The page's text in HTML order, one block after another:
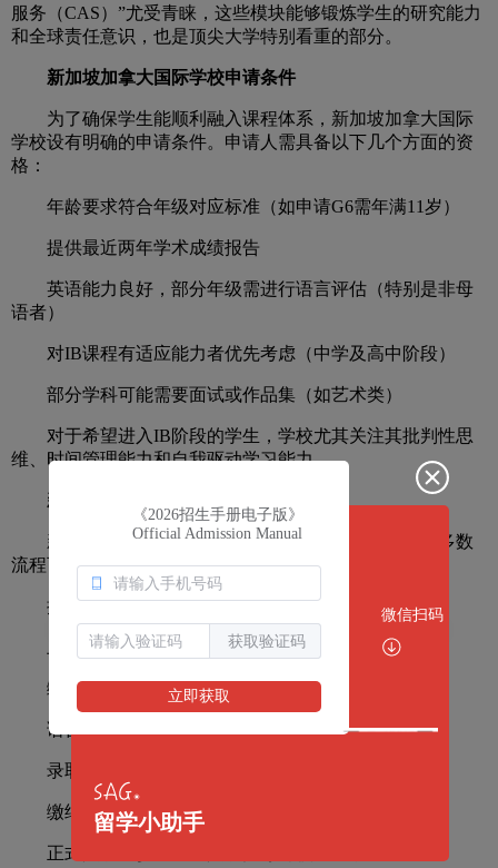
服务（CAS）”尤受青睐，这些模块能够锻炼学生的研究能力
和全球责任意识，也是顶尖大学特别看重的部分。
新加坡加拿大国际学校申请条件
为了确保学生能顺利融入课程体系，新加坡加拿大国际
学校设有明确的申请条件。申请人需具备以下几个方面的资
格：
年龄要求符合年级对应标准（如申请G6需年满11岁）
提供最近两年学术成绩报告
英语能力良好，部分年级需进行语言评估（特别是非母
语者）
对IB课程有适应能力者优先考虑（中学及高中阶段）
部分学科可能需要面试或作品集（如艺术类）
对于希望进入IB阶段的学生，学校尤其关注其批判性思
维、时间管理能力和自我驱动学习能力。
新加坡加拿大国际学校申请流程
新加坡加拿大国际学校的申请流程非常人性化，大多数
流程可在线完成。申请流程如下：
提交申请表：通过学校官网在线申请系统填写表格
上传相关资料：包括护照、成绩单、推荐信等
缴纳申请费用：当前费用为2,500新币，视情况而定
语言评估与面试：如有需要，学校将安排评估环节
录取通知书：符合条件的学生将收到录取通知
缴纳注册费与确认学位
正式入学：参加新生入学指导与校园活动
《2026招生手册电子版》
Official Admission Manual
获取验证码
立即获取
留学小助手
微信扫码